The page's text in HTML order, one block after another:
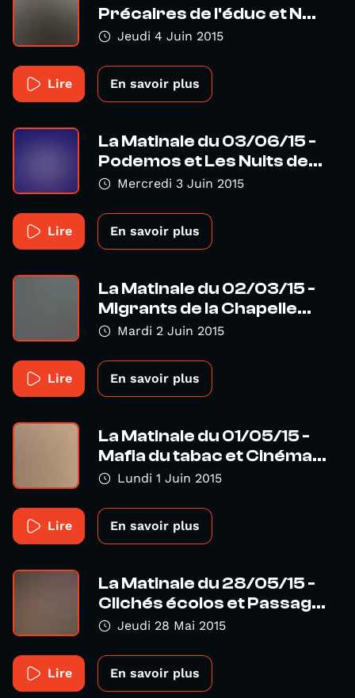
Précaires de l'éduc et N...
Jeudi 4 Juin 2015
Lire En savoir plus
La Matinale du 03/06/15 -
Podemos et Les Nuits de...
Mercredi 3 Juin 2015
Lire En savoir plus
La Matinale du 02/03/15 -
Migrants de la Chapelle...
Mardi 2 Juin 2015
Lire En savoir plus
La Matinale du 01/05/15 -
Mafia du tabac et Cinéma...
Lundi 1 Juin 2015
Lire En savoir plus
La Matinale du 28/05/15 -
Clichés écolos et Passag...
Jeudi 28 Mai 2015
Lire En savoir plus